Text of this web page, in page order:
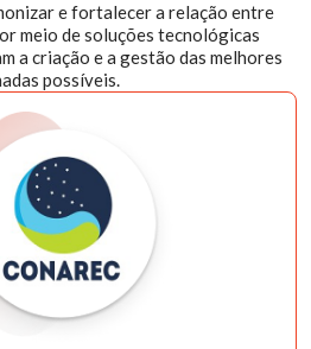
e fortalecer a relação entre
meio de soluções tecnológicas
a criação e a gestão das melhores
possíveis.